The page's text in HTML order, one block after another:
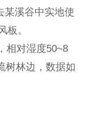
某溪谷中实地使
板。
相对湿度50~8
树林边，数据如